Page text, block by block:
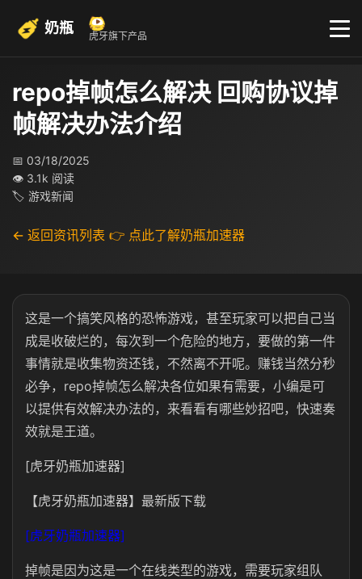
奶瓶 虎牙旗下产品
repo掉帧怎么解决 回购协议掉
帧解决办法介绍
📅 03/18/2025
👁 3.1k 阅读
🏷 游戏新闻
← 返回资讯列表 👉 点此了解奶瓶加速器
这是一个搞笑风格的恐怖游戏，甚至玩家可以把自己当
成是收破烂的，每次到一个危险的地方，要做的第一件
事情就是收集物资还钱，不然离不开呢。赚钱当然分秒
必争，repo掉帧怎么解决各位如果有需要，小编是可
以提供有效解决办法的，来看看有哪些妙招吧，快速奏
效就是王道。
[虎牙奶瓶加速器]
【虎牙奶瓶加速器】最新版下载
[虎牙奶瓶加速器]
掉帧是因为这是一个在线类型的游戏，需要玩家组队